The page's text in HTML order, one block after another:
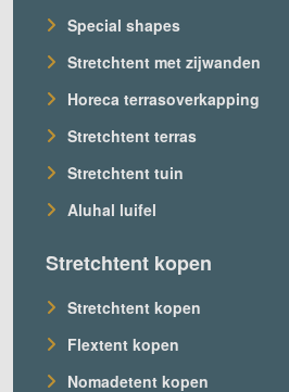
Special shapes
Stretchtent met zijwanden
Horeca terrasoverkapping
Stretchtent terras
Stretchtent tuin
Aluhal luifel
Stretchtent kopen
Stretchtent kopen
Flextent kopen
Nomadetent kopen